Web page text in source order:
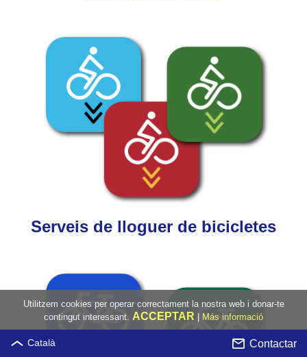
Serveis de lloguer de bicicletes
Contactar
Utilitzem cookies per operar correctament la nostra web i donar-te
contingut interessant. ACCEPTAR Más informació